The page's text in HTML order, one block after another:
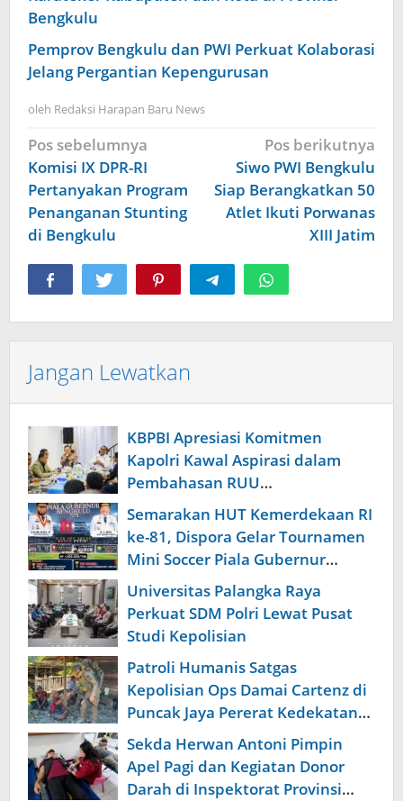
Bengkulu
Pemprov Bengkulu dan PWI Perkuat Kolaborasi
Jelang Pergantian Kepengurusan
oleh Redaksi Harapan Baru News
Navigasi
pos
Pos sebelumnya
Komisi IX DPR-RI
Pertanyakan Program
Penanganan Stunting
di Bengkulu
Pos berikutnya
Siwo PWI Bengkulu
Siap Berangkatkan 50
Atlet Ikuti Porwanas
XIII Jatim
Jangan Lewatkan
KBPBI Apresiasi Komitmen
Kapolri Kawal Aspirasi dalam
Pembahasan RUU
Ketenagakerjaan
Semarakan HUT Kemerdekaan RI
ke-81, Dispora Gelar Tournamen
Mini Soccer Piala Gubernur
Bengkulu
Universitas Palangka Raya
Perkuat SDM Polri Lewat Pusat
Studi Kepolisian
Patroli Humanis Satgas
Kepolisian Ops Damai Cartenz di
Puncak Jaya Pererat Kedekatan
dengan Masyarakat
Sekda Herwan Antoni Pimpin
Apel Pagi dan Kegiatan Donor
Darah di Inspektorat Provinsi